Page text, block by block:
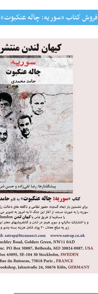
فروش کتاب «سوریه: چاله عنکبوت»